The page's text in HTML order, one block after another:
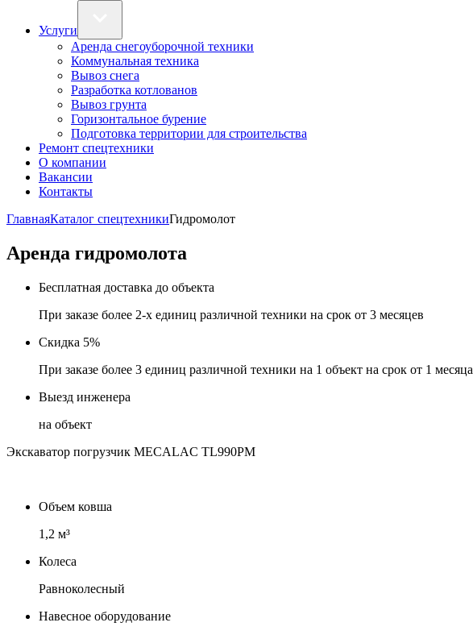
Услуги
Аренда снегоуборочной техники
Коммунальная техника
Вывоз снега
Разработка котлованов
Вывоз грунта
Горизонтальное бурение
Подготовка территории для строительства
Ремонт спецтехники
О компании
Вакансии
Контакты
ГлавнаяКаталог спецтехникиГидромолот
Аренда гидромолота
Бесплатная доставка до объекта
При заказе более 2-х единиц различной техники на срок от 3 месяцев
Скидка 5%
При заказе более 3 единиц различной техники на 1 объект на срок от 1 месяца
Выезд инженера
на объект
Экскаватор погрузчик MECALAC TL990PM
Объем ковша
1,2 м³
Колеса
Равноколесный
Навесное оборудование